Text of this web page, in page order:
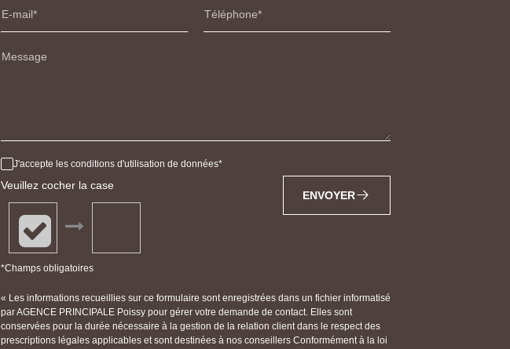
E-mail Téléphone
Message
J'accepte les conditions d'utilisation de données
Veuillez cocher la case
*Champs obligatoires
ENVOYER
« Les informations recueillies sur ce formulaire sont enregistrées dans un fichier informatisé
par AGENCE PRINCIPALE Poissy pour gérer votre demande de contact. Elles sont
conservées pour la durée nécessaire à la gestion de la relation client dans le respect des
prescriptions légales applicables et sont destinées à nos conseillers Conformément à la loi